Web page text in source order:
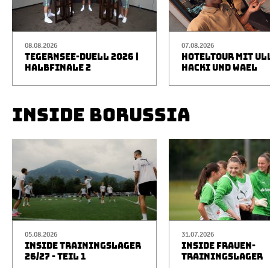
08.08.2026
TEGERNSEE-DUELL 2026 |
HALBFINALE 2
07.08.2026
HOTELTOUR MIT
HACKI UND WAEL
INSIDE BORUSSIA
05.08.2026
INSIDE TRAININGSLAGER
26/27 - TEIL 1
31.07.2026
INSIDE FRAUEN-
TRAININGSLAGER